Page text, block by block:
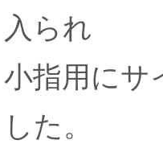
入られ
小指用にサ
した。